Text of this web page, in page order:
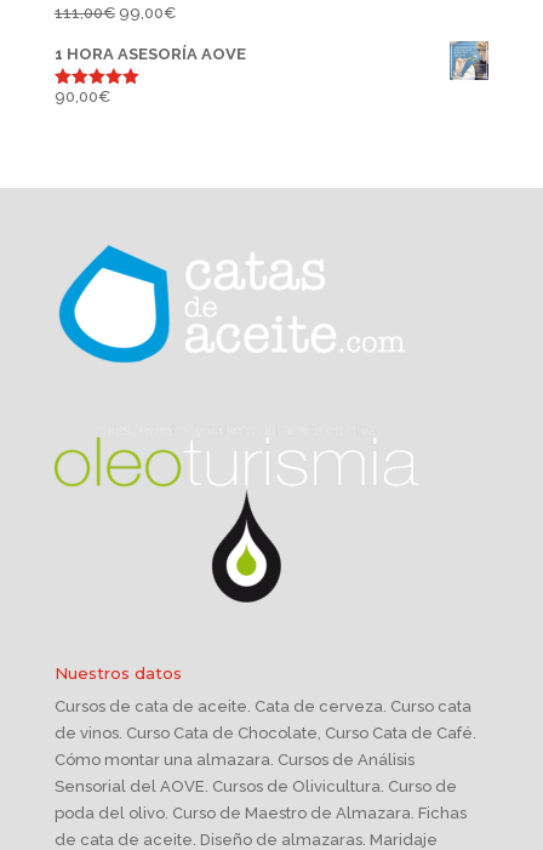
111,00€ El
original
99,00€El
actual
1 HORA ASESORÍA AOVE
Valorado
90,00€
Nuestros datos
Cursos de cata de aceite. Cata de cerveza. Curso cata
de vinos. Curso Cata de Chocolate, Curso Cata de Café.
Cómo montar una almazara. Cursos de Análisis
Sensorial del AOVE. Cursos de Olivicultura. Curso de
poda del olivo. Curso de Maestro de Almazara. Fichas
de cata de aceite. Diseño de almazaras. Maridaje